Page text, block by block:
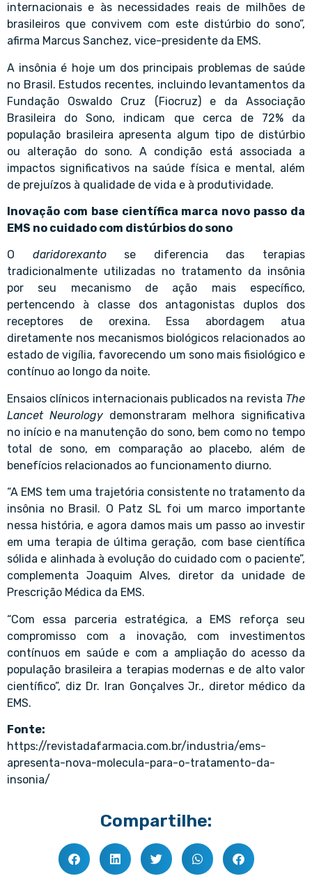
internacionais e às necessidades reais de milhões de
brasileiros que convivem com este distúrbio do sono”,
afirma Marcus Sanchez, vice-presidente da EMS.
A insônia é hoje um dos principais problemas de saúde
no Brasil. Estudos recentes, incluindo levantamentos da
Fundação Oswaldo Cruz (Fiocruz) e da Associação
Brasileira do Sono, indicam que cerca de 72% da
população brasileira apresenta algum tipo de distúrbio
ou alteração do sono. A condição está associada a
impactos significativos na saúde física e mental, além
de prejuízos à qualidade de vida e à produtividade.
Inovação com base científica marca novo passo da
EMS no cuidado com distúrbios do sono
O daridorexantose diferencia das terapias
tradicionalmente utilizadas no tratamento da insônia
por seu mecanismo de ação mais específico,
pertencendo à classe dos antagonistas duplos dos
receptores de orexina. Essa abordagem atua
diretamente nos mecanismos biológicos relacionados ao
estado de vigília, favorecendo um sono mais fisiológico e
contínuo ao longo da noite.
Ensaios clínicos internacionais publicados na revista The
Lancet Neurologydemonstraram melhora significativa
no início e na manutenção do sono, bem como no tempo
total de sono, em comparação ao placebo, além de
benefícios relacionados ao funcionamento diurno.
“A EMS tem uma trajetória consistente no tratamento da
insônia no Brasil. O Patz SL foi um marco importante
nessa história, e agora damos mais um passo ao investir
em uma terapia de última geração, com base científica
sólida e alinhada à evolução do cuidado com o paciente”,
complementa Joaquim Alves, diretor da unidade de
Prescrição Médica da EMS.
“Com essa parceria estratégica, a EMS reforça seu
compromisso com a inovação, com investimentos
contínuos em saúde e com a ampliação do acesso da
população brasileira a terapias modernas e de alto valor
científico”, diz Dr. Iran Gonçalves Jr., diretor médico da
EMS.
Fonte:
https://revistadafarmacia.com.br/industria/ems-
apresenta-nova-molecula-para-o-tratamento-da-
insonia/
Compartilhe: